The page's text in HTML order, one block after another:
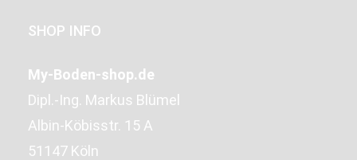
SHOP INFO
My-Boden-shop.de
Dipl.-Ing. Markus Blümel
Albin-Köbisstr. 15 A
51147 Köln